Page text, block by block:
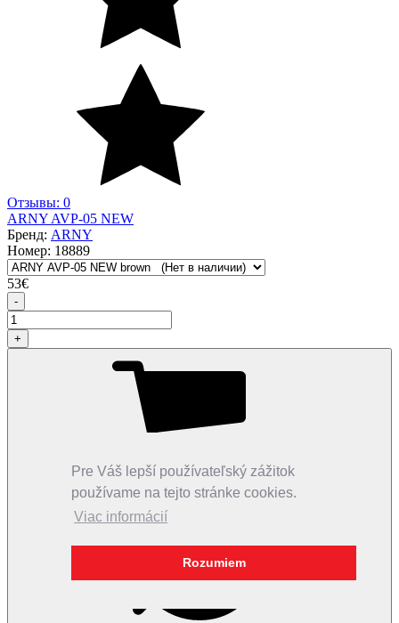
Pre Váš lepší používateľský zážitok
používame na tejto stránke cookies.
Viac informácií
Rozumiem
Отзывы: 0
ARNY AVP-05 NEW
Бренд: ARNY
Номер: 18889
53€
-
+